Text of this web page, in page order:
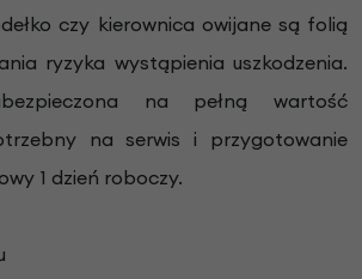
czy kierownica owijane są folią
ryzyka wystąpienia uszkodzenia.
na pełną wartość
na serwis i przygotowanie
1 dzień roboczy.